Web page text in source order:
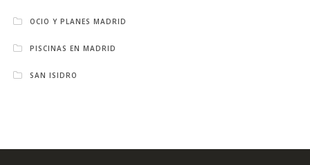
OCIO Y PLANES MADRID
PISCINAS EN MADRID
SAN ISIDRO